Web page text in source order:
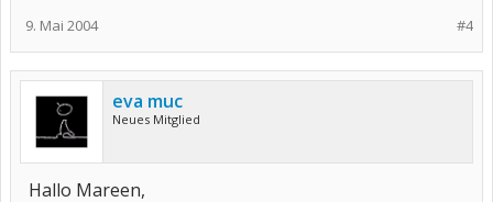
#4
9. Mai 2004
eva muc
Neues Mitglied
Hallo Mareen,